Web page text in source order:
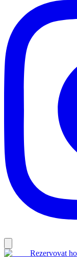
Rezervovat